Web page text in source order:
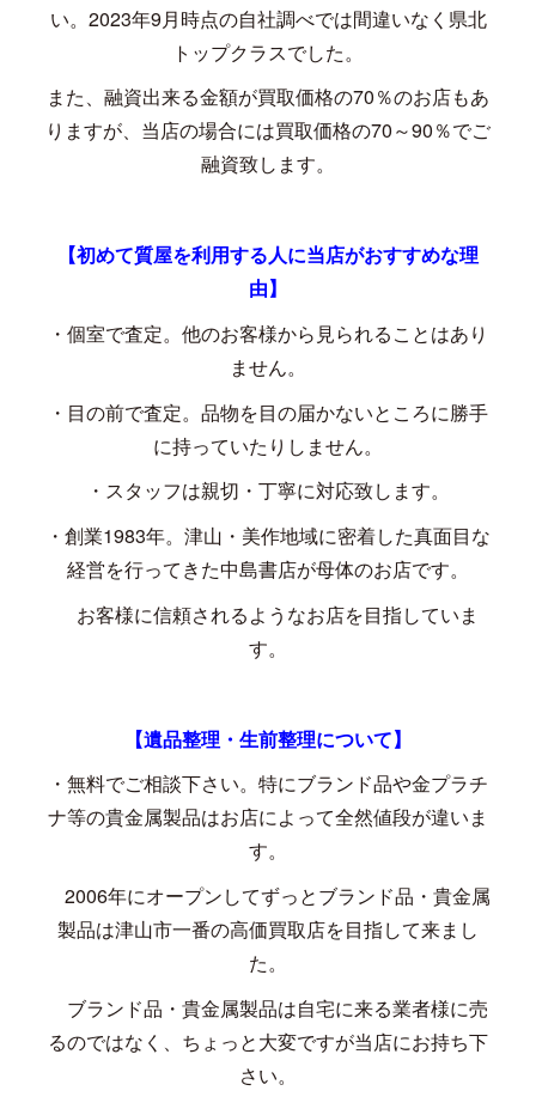
い。 2023年9月時点の自社調べでは間違いなく県北
トップクラスでした。
また、融資出来る金額が買取価格の70％のお店もあ
りますが、当店の場合には買取価格の70～90％でご
融資致します。
【初めて質屋を利用する人に当店がおすすめな理
由】
・個室で査定。他のお客様から見られることはあり
ません。
・目の前で査定。品物を目の届かないところに勝手
に持っていたりしません。
・スタッフは親切・丁寧に対応致します。
・創業1983年。津山・美作地域に密着した真面目な
経営を行ってきた中島書店が母体のお店です。
お客様に信頼されるようなお店を目指していま
す。
【遺品整理・生前整理について】
・無料でご相談下さい。特にブランド品や金プラチ
ナ等の貴金属製品はお店によって全然値段が違いま
す。
2006年にオープンしてずっとブランド品・貴金属
製品は津山市一番の高価買取店を目指して来まし
た。
ブランド品・貴金属製品は自宅に来る業者様に売
るのではなく、ちょっと大変ですが当店にお持ち下
さい。